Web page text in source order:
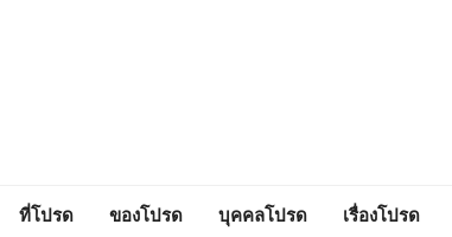
ที่โปรด ของโปรด บุคคลโปรด เรื่องโปรด